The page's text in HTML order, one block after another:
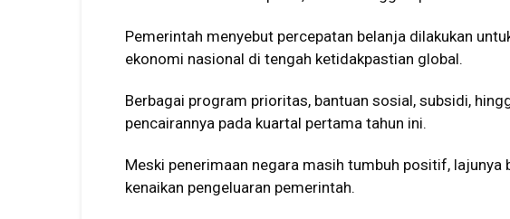
Pemerintah menyebut percepatan belanja dilakukan
ekonomi nasional di tengah ketidakpastian global.
Berbagai program prioritas, bantuan sosial, subsidi,
pencairannya pada kuartal pertama tahun ini.
Meski penerimaan negara masih tumbuh positif, lajunya
kenaikan pengeluaran pemerintah.